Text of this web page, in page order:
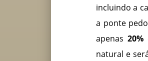
incluindo a
a ponte
apenas 20%
natural e